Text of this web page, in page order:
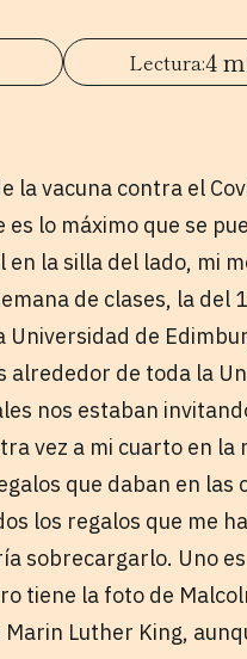
4
la vacuna contra el
lo máximo que se
en la silla del lado, mi
de clases, la del
de
alrededor de toda la
nos estaban
vez a mi cuarto en la
que daban en las
los regalos que me
sobrecargarlo. Uno
tiene la foto de
Luther King,